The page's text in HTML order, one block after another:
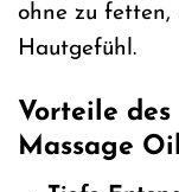
ohne zu
Hautgefühl.
Vorteile
Massage